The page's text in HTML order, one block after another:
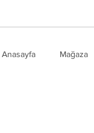
Anasayfa Mağaza